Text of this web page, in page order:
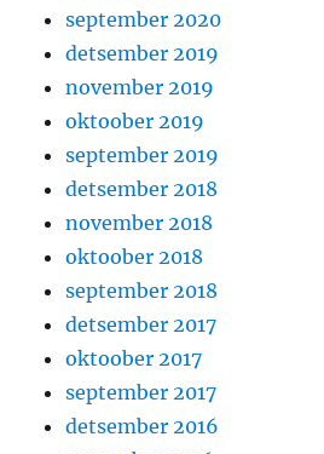
september 2020
detsember 2019
november 2019
oktoober 2019
september 2019
detsember 2018
november 2018
oktoober 2018
september 2018
detsember 2017
oktoober 2017
september 2017
detsember 2016